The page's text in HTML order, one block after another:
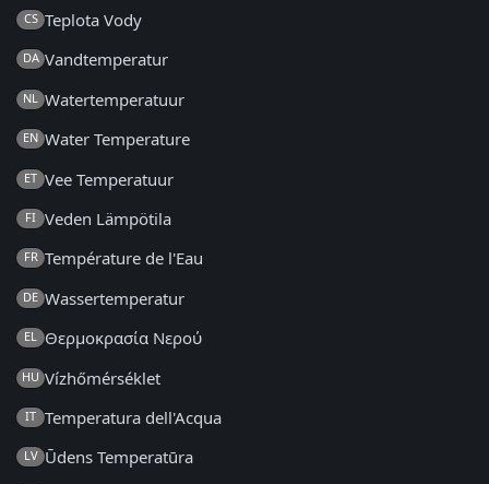
CS Teplota Vody
DA Vandtemperatur
NL Watertemperatuur
EN Water Temperature
ET Vee Temperatuur
FI Veden Lämpötila
FR Température de l'Eau
DE Wassertemperatur
EL Θερμοκρασία Νερού
HU Vízhőmérséklet
IT Temperatura dell'Acqua
LV Ūdens Temperatūra